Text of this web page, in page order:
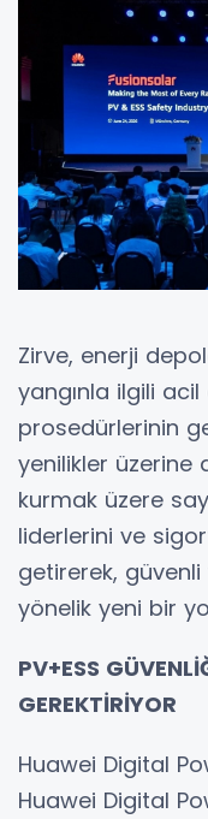
Zirve, enerji
yangınla ilgili
prosedürlerinin
yenilikler üzerine
kurmak üzere
liderlerini ve
getirerek,
yönelik yeni bir
PV+ESS
GEREKTİRİYOR
Huawei Digital
Huawei Digital